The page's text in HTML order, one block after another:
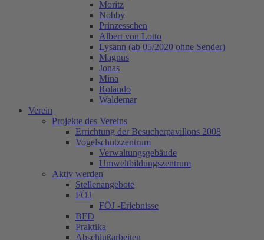
Moritz
Nobby
Prinzesschen
Albert von Lotto
Lysann (ab 05/2020 ohne Sender)
Magnus
Jonas
Mina
Rolando
Waldemar
Verein
Projekte des Vereins
Errichtung der Besucherpavillons 2008
Vogelschutzzentrum
Verwaltungsgebäude
Umweltbildungszentrum
Aktiv werden
Stellenangebote
FÖJ
FÖJ -Erlebnisse
BFD
Praktika
Abschlußarbeiten